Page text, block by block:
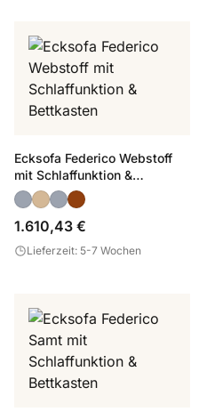
Ecksofa Federico Webstoff
mit Schlaffunktion &
Bettkasten
1.610,43 €
Lieferzeit: 5-7 Wochen